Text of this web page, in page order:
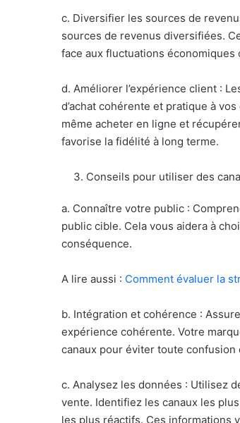
c. Diversifier les sources de
sources de revenus diversifiées.
face aux fluctuations
d. Améliorer l’expérience client :
d’achat cohérente et pratique à
même acheter en ligne et
favorise la fidélité à long terme.
Conseils pour utiliser des
a. Connaître votre public :
public cible. Cela vous aidera à
conséquence.
A lire aussi : Comment évaluer la
b. Intégration et cohérence :
expérience cohérente. Votre
canaux pour éviter toute confusion
c. Analysez les données : Utilisez
vente. Identifiez les canaux les
les plus réactifs. Ces informations